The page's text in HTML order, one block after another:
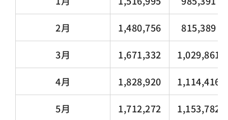
2月 1,480,756 815,389
3月 1,671,332 1,029,861
4月 1,828,920 1,114,416
5月 1,712,272 1,153,782